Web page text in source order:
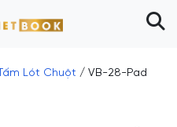
Tấm Lót Chuột / VB-28-Pad